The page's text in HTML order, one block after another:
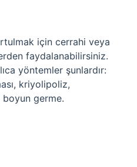
için cerrahi veya
faydalanabilirsiniz.
yöntemler şunlardır:
kriyolipoliz,
germe.